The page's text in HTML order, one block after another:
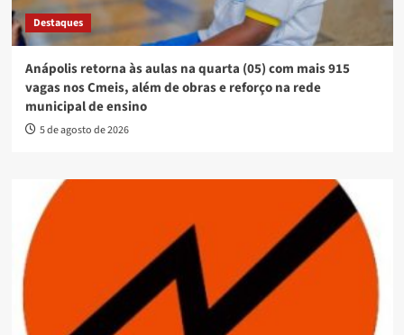
Destaques
Anápolis retorna às aulas na quarta (05) com mais 915
vagas nos Cmeis, além de obras e reforço na rede
municipal de ensino
5 de agosto de 2026